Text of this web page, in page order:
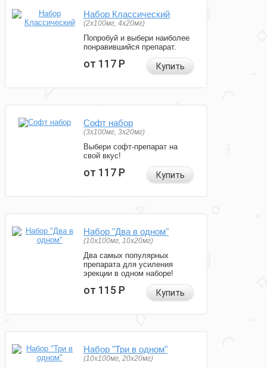
Набор Классический
(2x100мг, 4x20мг)
Попробуй и выбери наиболее
понравившийся препарат.
от 117Р Купить
Софт набор
(3x100мг, 3x20мг)
Выбери софт-препарат на
свой вкус!
от 117Р Купить
Набор "Два в одном"
(10x100мг, 10x20мг)
Два самых популярных
препарата для усиления
эрекции в одном наборе!
от 115Р Купить
Набор "Три в одном"
(10x100мг, 20x20мг)